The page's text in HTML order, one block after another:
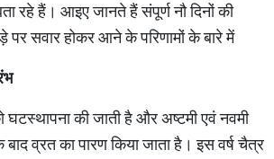
रहे हैं। आइए जानते हैं संपूर्ण नौ दिनों की
पर सवार होकर आने के परिणामों के बारे में
घटस्थापना की जाती है और अष्टमी एवं नवमी
व्रत का पारण किया जाता है। इस वर्ष चैत्र